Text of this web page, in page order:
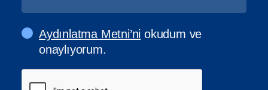
Aydınlatma Metni’ni okudum ve
onaylıyorum.